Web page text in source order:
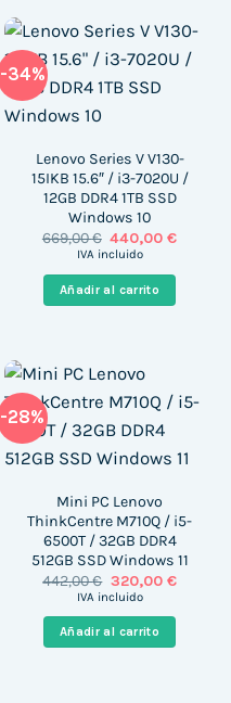
-34%
Lenovo Series V V130-
15IKB 15.6″ / i3-7020U /
12GB DDR4 1TB SSD
Windows 10
669,00€ El
precio
era:
669,00 €.
440,00€El
IVA incluido
Añadir al carrito
-28%
Mini PC Lenovo
ThinkCentre M710Q / i5-
6500T / 32GB DDR4
512GB SSD Windows 11
442,00€ El
precio
era:
442,00 €.
320,00 €El
es:
320,00
IVA incluido
Añadir al carrito